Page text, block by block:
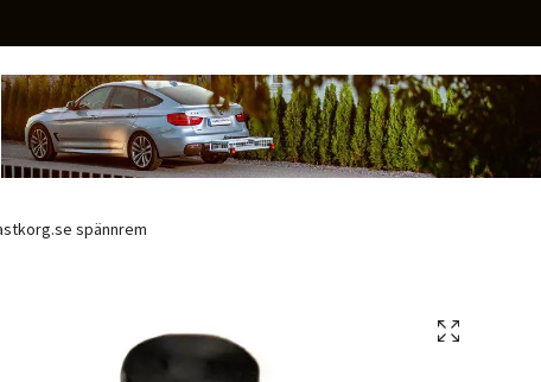
spännrem